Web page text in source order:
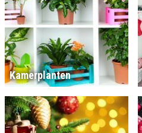
Kamerplanten